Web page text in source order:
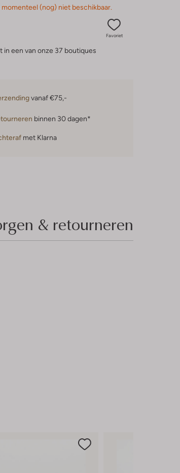
momenteel (nog) niet beschikbaar.
Favoriet
in een van onze 37 boutiques
vanaf €75,-
binnen 30 dagen*
met Klarna
& retourneren